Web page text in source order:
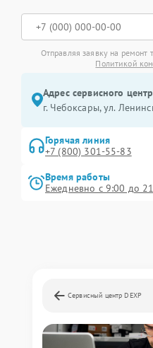
Отправляя заявку на ремонт
Политикой
Адрес сервисного
г. Чебоксары, ул.
Горячая линия
+7 (800) 301-55-83
Время работы
Ежедневно с 9:00 до
Сервисный центр DEXP